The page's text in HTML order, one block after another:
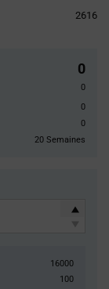
2616
0
0
0
0
20 Semaines
16000
100